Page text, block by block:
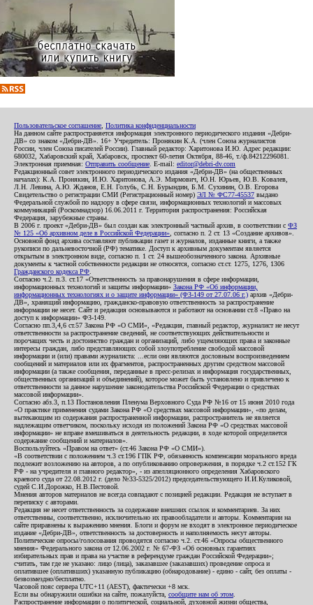
Пользовательское соглашение Политика конфиденциальности
На данном сайте распространяется информация электронного периодического издания «Дебри-
ДВ» со знаком «Дебри-ДВ». 16+ Учредитель: Пронякин К.А. (член Союза журналистов
России, член Союза писателей России). Главный редактор: Харитонова И.Ю. Адрес редакции:
680032, Хабаровский край, Хабаровск, проспект 60-летия Октября, 88-46, т./ф.84212296081.
Электронная приемная: Отправить сообщение . E-mail: editor@debri-dv.com
Редакционный совет электронного периодического издания «Дебри-ДВ» (на общественных
началах): К.А. Пронякин, И.Ю. Харитонова, А.Э. Мирмович, Ю.Н. Юрьев, Ю.В. Ковалев,
Л.Н. Левина, А.Ю. Жданов, Е.Н. Голубь, С.Н. Бурындин, Б.М. Сухинин, О.В. Егорова
Свидетельство о регистрации СМИ (Регистрационный номер) ЭЛ № ФС77-45537 выдано
Федеральной службой по надзору в сфере связи, информационных технологий и массовых
коммуникаций (Роскомнадзор) 16.06.2011 г. Территория распространения: Российская
Федерация, зарубежные страны.
В 2006 г. проект «Дебри-ДВ» был создан как электронный частный архив, в соответствии с ФЗ
№ 125 «Об архивном деле в Российской Федерации» , согласно п. 2 ст. 13 «Создание архивов».
Основной фонд архива составляют публикации газет и журналов, изданные книги, а также
рукописи по дальневосточной (РФ) тематике. Доступ к архивным документам является
открытым в электронном виде, согласно п. 1 ст. 24 вышеобозначенного закона. Архивные
документы к частной собственности редакции не относятся, согласно ст.ст. 1275, 1276, 1306
Гражданского кодекса РФ
Согласно ч.2. п.3. ст.17 «Ответственность за правонарушения в сфере информации,
информационных технологий и защиты информации» Закона РФ «Об информации,
информационных технологиях и о защите информации» (ФЗ-149 от 27.07.06 г.) архив «Дебри-
ДВ», хранящий информацию, гражданско-правовую ответственность за распространение
информации не несет. Сайт и редакция основываются и работают на основании ст.8 «Право на
доступ к информации» ФЗ-149.
Согласно пп.3,4,6 ст.57 Закона РФ «О СМИ», «Редакция, главный редактор, журналист не несут
ответственности за распространение сведений, не соответствующих действительности и
порочащих честь и достоинство граждан и организаций, либо ущемляющих права и законные
интересы граждан, либо представляющих собой злоупотребление свободой массовой
информации и (или) правами журналиста: ...если они являются дословным воспроизведением
сообщений и материалов или их фрагментов, распространенных другим средством массовой
информации (а также сообщения, переданные в пресс-релизах и информация государственных,
общественных организаций и объединений), которое может быть установлено и привлечено к
ответственности за данное нарушение законодательства Российской Федерации о средствах
массовой информации».
Согласно абз.3, п.13 Постановления Пленума Верховного Суда РФ №16 от 15 июня 2010 года
«О практике применения судами Закона РФ «О средствах массовой информации», «по делам,
вытекающим из содержания распространенной информации, распространитель не является
надлежащим ответчиком, поскольку исходя из положений Закона РФ «О средствах массовой
информации» не вправе вмешиваться в деятельность редакции, в ходе которой определяется
содержание сообщений и материалов».
Воспользуйтесь «Правом на ответ» (ст.46 Закона РФ «О СМИ»).
«В соответствии с положением ч.3 ст.196 ГПК РФ, обязанность компенсации морального вреда
подлежит возложению на авторов, а по опубликованию опровержения, в порядке ч.2 ст.152 ГК
РФ - на учредителя и главного редактор», - из апелляционного определения Хабаровского
краевого суда от 22.08.2012 г. (дело №33-5325/2012) председательствующего И.И.Куликовой,
судей С.И.Дорожко, Н.В.Пестовой.
Мнения авторов материалов не всегда совпадают с позицией редакции. Редакция не вступает в
переписку с авторами.
Редакция не несет ответственность за содержание внешних ссылок и комментариев. За них
ответственны, соответственно, исключительно их правообладатели и авторы. Комментарии на
сайте приравнены к выражению мнения. Блоги и форум не входят в электронное периодическое
издание «Дебри-ДВ», ответственность за достоверность и наполняемость несут авторы.
Политические опросы/голосования проводятся согласно ч.2. ст.46 «Опросы общественного
мнения» Федерального закона от 12.06.2002 г. № 67-ФЗ «Об основных гарантиях
избирательных прав и права на участие в референдуме граждан Российской Федерации»;
считать, там где не указано: лицо (лица), заказавшее (заказавших) проведение опроса и
оплатившее (оплативших) указанную публикацию (обнародование) - едино - сайт, без оплаты -
безвозмездно/бесплатно.
Часовой пояс сервера UTC+11 (AEST), фактически +8 мск.
Если вы обнаружили ошибки на сайте, пожалуйста, сообщите нам об этом
Распространение информации о политической, социальной, духовной жизни общества,